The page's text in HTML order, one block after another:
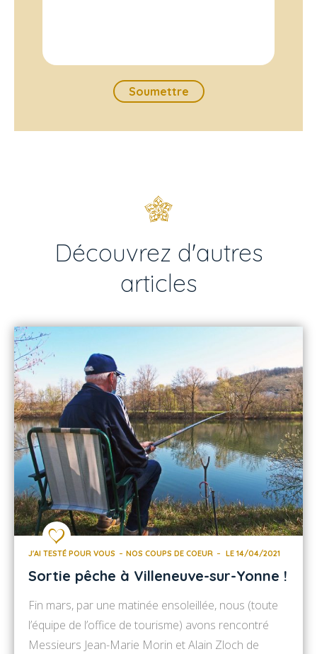
Découvrez d'autres
articles
J'AI TESTÉ POUR VOUS NOS COUPS DE COEUR LE 14/04/2021
Sortie pêche à Villeneuve-sur-Yonne !
Fin mars, par une matinée ensoleillée, nous (toute
l’équipe de l’office de tourisme) avons rencontré
Messieurs Jean-Marie Morin et Alain Zloch de